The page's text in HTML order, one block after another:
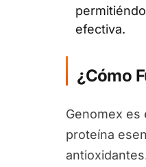
efectiva.
¿Cómo
Genomex es
proteína